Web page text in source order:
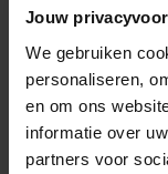
Jouw
We gebruiken
personaliseren,
en om ons
informatie over
partners voor
Prachtige 4-zits
rustieke uitstraling.
verzorgt de Sir bank
1 Model:4-zits (1x)